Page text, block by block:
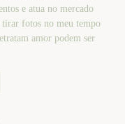
e atua no mercado
fotos no meu tempo
amor podem ser